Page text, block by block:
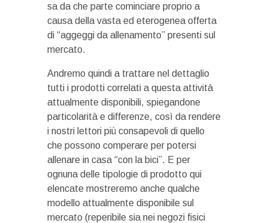
sa da che parte cominciare proprio a
causa della vasta ed eterogenea offerta
di “aggeggi da allenamento” presenti sul
mercato.
Andremo quindi a trattare nel dettaglio
tutti i prodotti correlati a questa attività
attualmente disponibili, spiegandone
particolarità e differenze, così da rendere
i nostri lettori più consapevoli di quello
che possono comperare per potersi
allenare in casa “con la bici”. E per
ognuna delle tipologie di prodotto qui
elencate mostreremo anche qualche
modello attualmente disponibile sul
mercato (reperibile sia nei negozi fisici